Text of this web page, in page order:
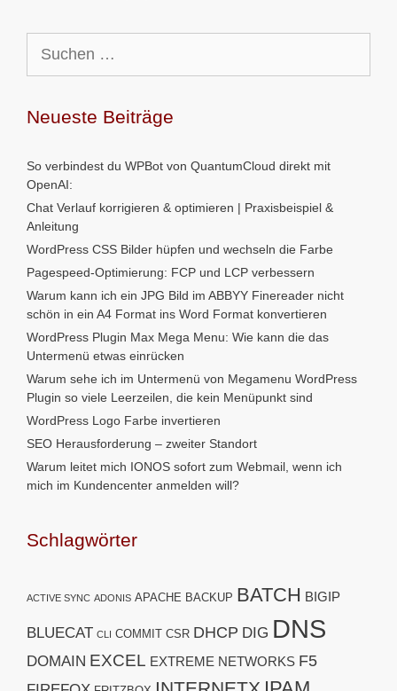
nach:
Neueste Beiträge
So verbindest du WPBot von QuantumCloud direkt mit
OpenAI:
Chat Verlauf korrigieren & optimieren | Praxisbeispiel &
Anleitung
WordPress CSS Bilder hüpfen und wechseln die Farbe
Pagespeed-Optimierung: FCP und LCP verbessern
Warum kann ich ein JPG Bild im ABBYY Finereader nicht
schön in ein A4 Format ins Word Format konvertieren
WordPress Plugin Max Mega Menu: Wie kann die das
Untermenü etwas einrücken
Warum sehe ich im Untermenü von Megamenu WordPress
Plugin so viele Leerzeilen, die kein Menüpunkt sind
WordPress Logo Farbe invertieren
SEO Herausforderung – zweiter Standort
Warum leitet mich IONOS sofort zum Webmail, wenn ich
mich im Kundencenter anmelden will?
Schlagwörter
ACTIVE SYNC ADONIS APACHE BACKUP BATCH BIGIP
BLUECAT CLI COMMIT CSR DHCP DIG DNS
DOMAIN EXCEL EXTREME NETWORKS F5